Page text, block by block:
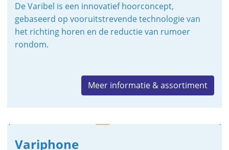
De Varibel is een innovatief hoorconcept,
gebaseerd op vooruitstrevende technologie van
het richting horen en de reductie van rumoer
rondom.
Meer informatie & assortiment
Variphone